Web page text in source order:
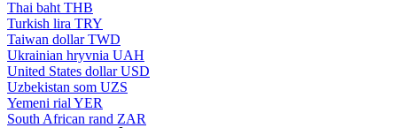
Thai baht THB
Turkish lira TRY
Taiwan dollar TWD
Ukrainian hryvnia UAH
United States dollar USD
Uzbekistan som UZS
Yemeni rial YER
South African rand ZAR